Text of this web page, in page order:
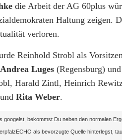
die Arbeit der AG 60plus
Haltung zeigen.
verloren.
Reinhold Strobl als
Andrea Luges (Regensburg) und
Harald Zintl, Heinrich
und Rita Weber.
googelst, bekommst Du neben den normalen
als bevorzugte Quelle hinterlegst,